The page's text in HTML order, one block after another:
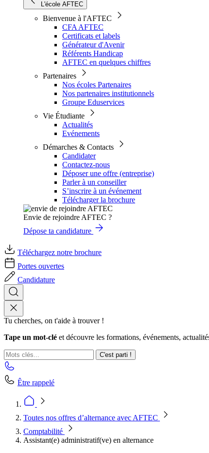
L'école AFTEC
Bienvenue à l'AFTEC
CFA AFTEC
Certificats et labels
Générateur d'Avenir
Référents Handicap
AFTEC en quelques chiffres
Partenaires
Nos écoles Partenaires
Nos partenaires institutionnels
Groupe Eduservices
Vie Étudiante
Actualités
Evénements
Démarches & Contacts
Candidater
Contactez-nous
Déposer une offre (entreprise)
Parler à un conseiller
S’inscrire à un événement
Télécharger la brochure
Envie de rejoindre AFTEC ?
Dépose ta candidature
Téléchargez notre brochure
Portes ouvertes
Candidature
Tu cherches, on t'aide à trouver !
Tape un mot-clé et découvre les formations, événements,
C'est parti !
Être rappelé
Toutes nos offres d’alternance avec AFTEC
Comptabilité
Assistant(e) administratif(ve) en alternance